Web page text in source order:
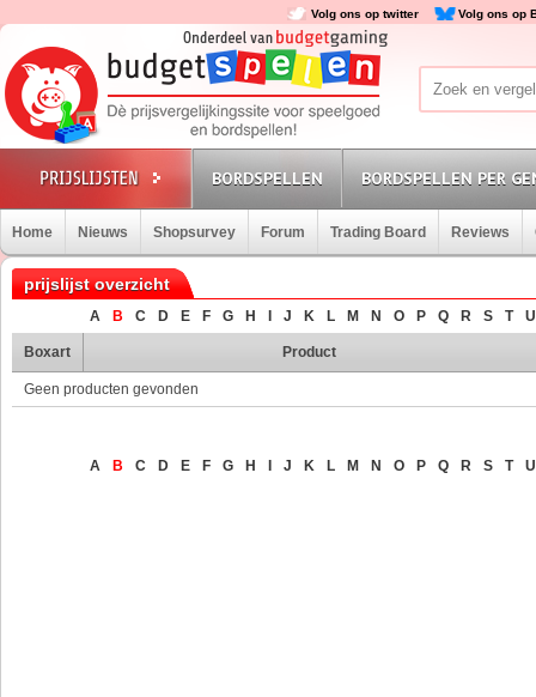
Volg ons op twitter Volg ons op
BORDSPELLEN BORDSPELLEN PER
Home Nieuws Shopsurvey Forum Trading Board Reviews
prijslijst overzicht
A B C D E F G H J K L M N O P Q R S T U
Boxart Product
Geen producten gevonden
A B C D E F G H J K L M N O P Q R S T U